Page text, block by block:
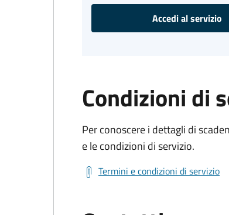
Accedi al servizio
Condizioni di
Per conoscere i dettagli di
e le condizioni di servizio.
Termini e condizioni di servizio